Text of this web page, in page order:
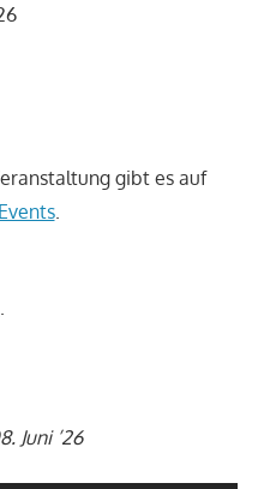
gibt es auf
.
Juni ’26